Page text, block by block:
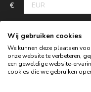
€
Wij gebruiken cookies
We kunnen deze plaatsen
onze website te verbeteren,
een geweldige website-
cookies die we gebruiken